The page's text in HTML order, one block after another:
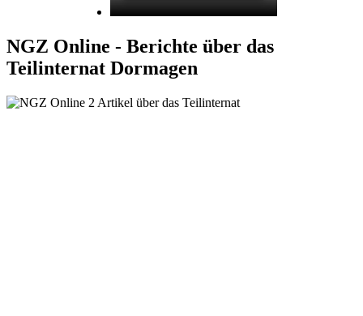
NGZ Online - Berichte über das
Teilinternat Dormagen